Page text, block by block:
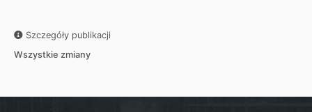
Szczegóły publikacji
Wszystkie zmiany